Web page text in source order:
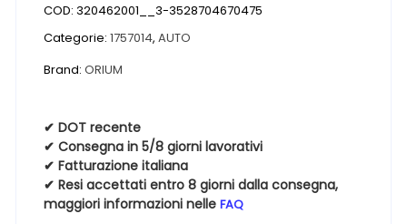
ORIUM
601
70
14
84T
Invernali
quantità
COD:320462001__3-3528704670475
Categorie:1757014,AUTO
Brand:ORIUM
✔ DOT recente
✔ Consegna in 5/8 giorni lavorativi
✔ Fatturazione italiana
✔ Resi accettati entro 8 giorni dalla consegna,
maggiori informazioni nelleFAQ